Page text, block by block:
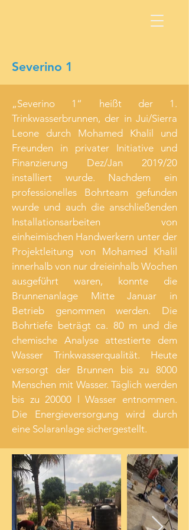
Severino 1
„Severino 1“ heißt der 1.
Trinkwasserbrunnen, der in Jui/Sierra
Leone durch Mohamed Khalil und
Freunden in privater Initiative und
Finanzierung Dez/Jan 2019/20
installiert wurde. Nachdem ein
professionelles Bohrteam gefunden
wurde und auch die anschließenden
Installationsarbeiten von
einheimischen Handwerkern unter der
Projektleitung von Mohamed Khalil
innerhalb von nur dreieinhalb Wochen
ausgeführt waren, konnte die
Brunnenanlage Mitte Januar in
Betrieb genommen werden. Die
Bohrtiefe beträgt ca. 80 m und die
chemische Analyse attestierte dem
Wasser Trinkwasserqualität. Heute
versorgt der Brunnen bis zu 8000
Menschen mit Wasser. Täglich werden
bis zu 20000 l Wasser entnommen.
Die Energieversorgung wird durch
eine Solaranlage sichergestellt.